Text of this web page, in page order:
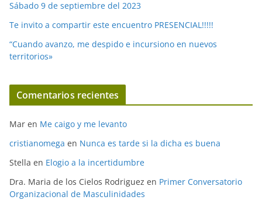
Sábado 9 de septiembre del 2023
Te invito a compartir este encuentro PRESENCIAL!!!!!
“Cuando avanzo, me despido e incursiono en nuevos
territorios»
Comentarios recientes
Mar en Me caigo y me levanto
cristianomega en Nunca es tarde si la dicha es buena
Stella en Elogio a la incertidumbre
Dra. Maria de los Cielos Rodriguez en Primer Conversatorio
Organizacional de Masculinidades